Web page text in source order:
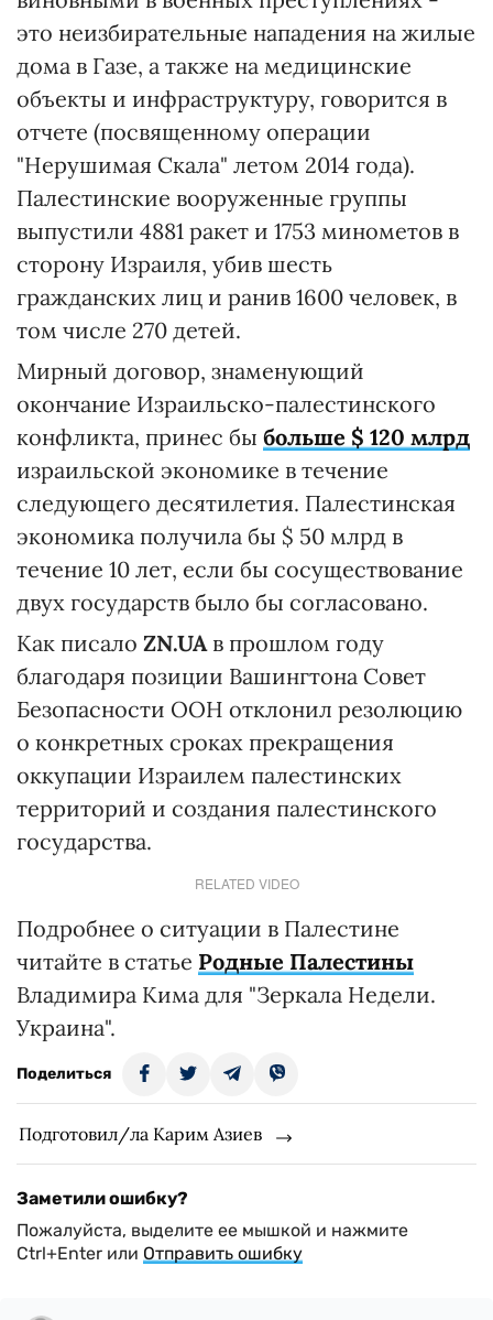
это неизбирательные нападения на жилые
дома в Газе, а также на медицинские
объекты и инфраструктуру, говорится в
отчете (посвященному операции
"Нерушимая Скала" летом 2014 года).
Палестинские вооруженные группы
выпустили 4881 ракет и 1753 минометов в
сторону Израиля, убив шесть
гражданских лиц и ранив 1600 человек, в
том числе 270 детей.
Мирный договор, знаменующий
окончание Израильско-палестинского
конфликта, принес бы больше $ 120 млрд
израильской экономике в течение
следующего десятилетия. Палестинская
экономика получила бы $ 50 млрд в
течение 10 лет, если бы сосуществование
двух государств было бы согласовано.
Как писало ZN.UAв прошлом году
благодаря позиции Вашингтона Совет
Безопасности ООН отклонил резолюцию
о конкретных сроках прекращения
оккупации Израилем палестинских
территорий и создания палестинского
государства.
RELATED VIDEO
Подробнее о ситуации в Палестине
читайте в статье Родные Палестины
Владимира Кима для "Зеркала Недели.
Украина".
Поделиться
Подготовил/ла Карим Азиев
Заметили ошибку?
Пожалуйста, выделите ее мышкой и нажмите
Ctrl+Enter или Отправить ошибку